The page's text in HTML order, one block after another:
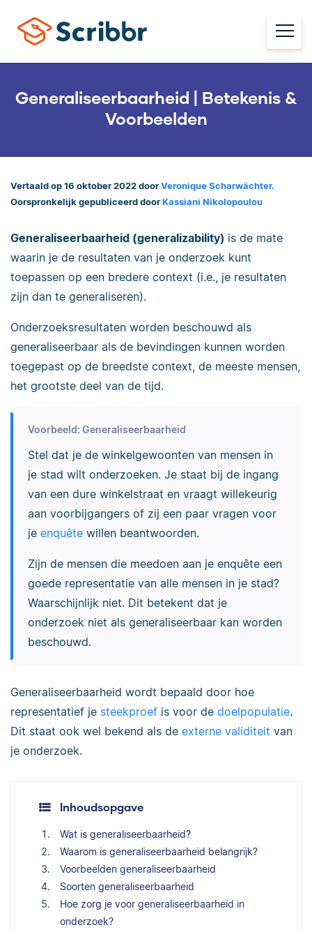
Generaliseerbaarheid | Betekenis &
Voorbeelden
Vertaald op 16 oktober 2022 door Veronique Scharwächter.
Oorspronkelijk gepubliceerd door Kassiani Nikolopoulou
Generaliseerbaarheid (generalizability) is de mate
waarin je de resultaten van je onderzoek kunt
toepassen op een bredere context (i.e., je resultaten
zijn dan te generaliseren).
Onderzoeksresultaten worden beschouwd als
generaliseerbaar als de bevindingen kunnen worden
toegepast op de breedste context, de meeste mensen,
het grootste deel van de tijd.
Voorbeeld: Generaliseerbaarheid
Stel dat je de winkelgewoonten van mensen in
je stad wilt onderzoeken. Je staat bij de ingang
van een dure winkelstraat en vraagt willekeurig
aan voorbijgangers of zij een paar vragen voor
je enquêtewillen beantwoorden.
Zijn de mensen die meedoen aan je enquête een
goede representatie van alle mensen in je stad?
Waarschijnlijk niet. Dit betekent dat je
onderzoek niet als generaliseerbaar kan worden
beschouwd.
Generaliseerbaarheid wordt bepaald door hoe
representatief je steekproef is voor de doelpopulatie.
Dit staat ook wel bekend als de externe validiteit van
je onderzoek.
Inhoudsopgave
Wat is generaliseerbaarheid?
Waarom is generaliseerbaarheid belangrijk?
Voorbeelden generaliseerbaarheid
Soorten generaliseerbaarheid
Hoe zorg je voor generaliseerbaarheid in
onderzoek?